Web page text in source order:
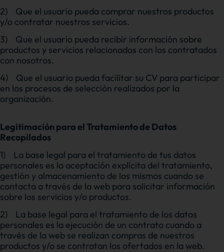
2)
Que el usuario pueda comprar nuestros productos
y/o contratar nuestros servicios.
3)
Que el usuario pueda recibir información sobre
productos y servicios relacionados con los contratados
con nosotros.
4) Que el usuario pueda facilitar su CV para participar
en los procesos de selección realizados por la
organización.
Legitimación para el Tratamiento de Datos
Recopilados
1)
La base legal para el tratamiento de tus datos
personales es la aceptación explícita del tratamiento,
gestión y almacenamiento de los mismos cuando se
contacta a través de la web para solicitar información
sobre los servicios y/o productos.
2)
La base legal para el tratamiento de los datos
personales es la ejecución de un contrato cuando a
través de la web se realizan compras de nuestros
productos y/o se contratan los ofertados en la web.